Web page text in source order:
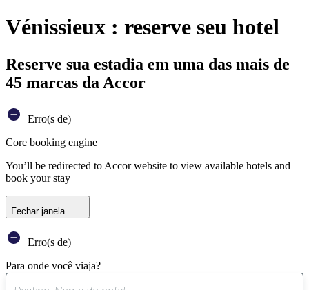
Vénissieux : reserve seu hotel
Reserve sua estadia em uma das mais de
45 marcas da Accor
Erro(s de)
Core booking engine
You’ll be redirected to Accor website to view available hotels and
book your stay
Fechar janela
Erro(s de)
Para onde você viaja?